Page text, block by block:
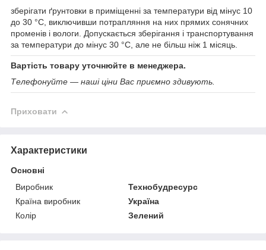
зберігати ґрунтовки в приміщенні за температури від мінус 10
до 30 °C, виключивши потрапляння на них прямих сонячних
променів і вологи. Допускається зберігання і транспортування
за температури до мінус 30 °C, але не більш ніж 1 місяць.
Вартість товару уточнюйте в менеджера.
Телефонуйте — наші ціни Вас приємно здивують.
Приховати
Характеристики
Основні
Виробник
Технобудресурс
Країна виробник
Україна
Колір
Зелений